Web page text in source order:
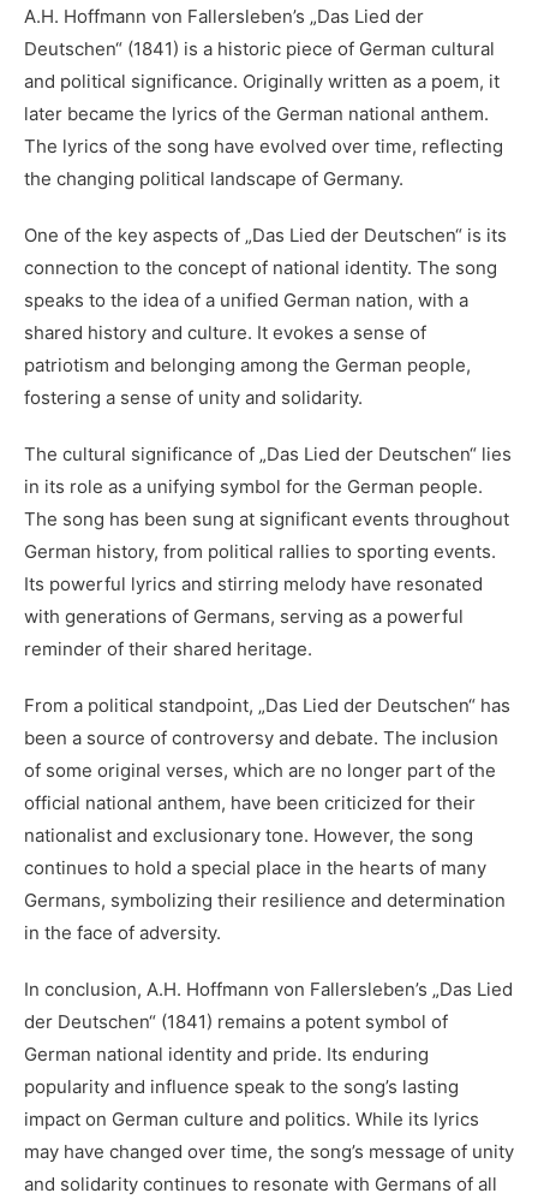
A.H. Hoffmann von Fallersleben’s „Das Lied der
Deutschen“ (1841) is a ‍historic piece of German cultural
and political significance. Originally⁢ written as ⁢a ⁢poem, it
later became ‌the lyrics of the German national anthem.
The lyrics of the song have evolved over time, reflecting
the ⁢changing political landscape of Germany.
One of the key aspects of „Das Lied der Deutschen“ is its‍
connection to the concept‌ of national identity. ‍The‍ song
⁤speaks to the⁤ idea of a unified​ German nation,‌ with ‍a
⁤shared‍ history and culture. It evokes a sense of
patriotism and belonging among the German ‍people,
fostering a sense of unity and solidarity.
The ⁢cultural significance of ⁣„Das Lied der ​Deutschen“ lies
in its role as a unifying symbol for the ⁢German⁣ people.
The song has⁢ been sung at significant ⁣events ​throughout
German history, from political rallies to sporting events.
Its⁣ powerful ⁢lyrics and stirring​ melody have resonated
with generations of Germans,​ serving as a powerful
reminder of their shared‍ heritage.
From a political standpoint, „Das Lied der Deutschen“ has
⁣been a source ⁣of controversy and debate. The inclusion
of some original verses, which are no longer part⁤ of the
⁣official national anthem, have been criticized for ‌their
nationalist and exclusionary ​tone. However, the song⁤
continues to hold a special ⁢place⁤ in the hearts of many
Germans, symbolizing their resilience and determination
in ⁣the face of⁤ adversity.
In conclusion, A.H.⁢ Hoffmann von Fallersleben’s „Das Lied
der⁤ Deutschen“ (1841) remains a potent symbol of
German national identity and pride. Its enduring
popularity and influence speak to the‍ song’s lasting⁤
impact on ⁣German culture and politics. While its lyrics
may have​ changed over time, the song’s message of unity
and solidarity continues to resonate ‍with‍ Germans of all